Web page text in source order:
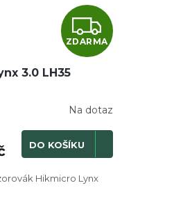
Z
D
R
M
ZDARMA
3.0 LH35
Na dotaz
DO KOŠÍKU
Hikmicro Lynx